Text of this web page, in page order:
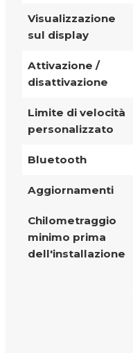
Visualizzazione
sul display
Attivazione /
disattivazione
Limite di velocità
personalizzato
Bluetooth
Aggiornamenti
Chilometraggio
minimo prima
dell'installazione